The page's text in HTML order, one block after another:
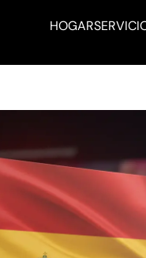
HOGAR